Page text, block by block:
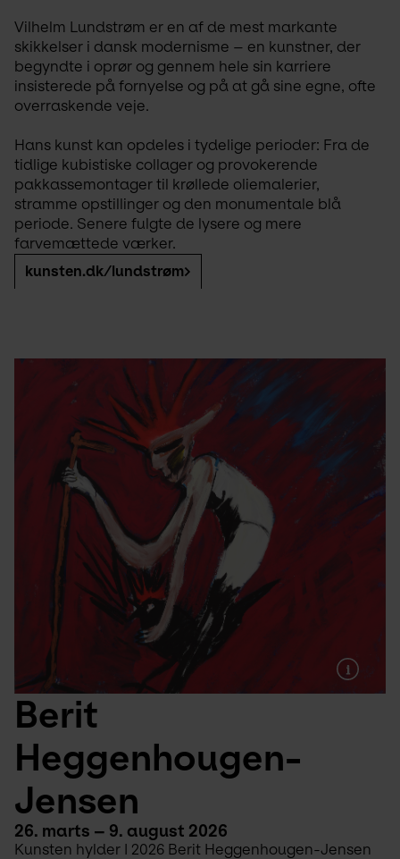
Vilhelm Lundstrøm er en af de mest markante
skikkelser i dansk modernisme – en kunstner, der
begyndte i oprør og gennem hele sin karriere
insisterede på fornyelse og på at gå sine egne, ofte
overraskende veje.
Hans kunst kan opdeles i tydelige perioder: Fra de
tidlige kubistiske collager og provokerende
pakkassemontager til krøllede oliemalerier,
stramme opstillinger og den monumentale blå
periode. Senere fulgte de lysere og mere
farvemættede værker.
kunsten.dk/lundstrøm
Berit
Heggenhougen-
Jensen
26. marts – 9. august 2026
Kunsten hylder I 2026 Berit Heggenhougen-Jensen